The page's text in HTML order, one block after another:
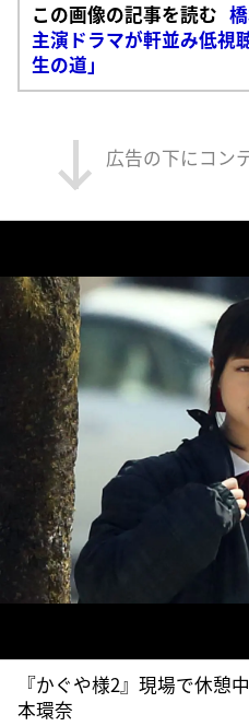
この画像の記事を読む
主演ドラマが軒並み低視
生の道」
広告の下にコン
『かぐや様2』現場で休憩
本環奈